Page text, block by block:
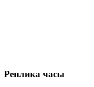
Реплика часы